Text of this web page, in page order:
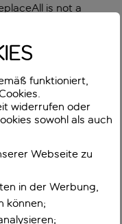
is not a
funktioniert,
widerrufen oder
sowohl als auch
Webseite zu
in der Werbung,
können;